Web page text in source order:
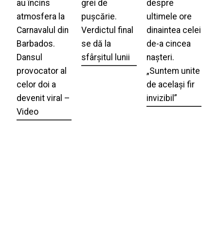
au încins
atmosfera la
Carnavalul din
Barbados.
Dansul
provocator al
celor doi a
devenit viral –
Video
grei de
pușcărie.
Verdictul final
se dă la
sfârșitul lunii
despre
ultimele ore
dinaintea celei
de-a cincea
nașteri.
„Suntem unite
de același fir
invizibil”